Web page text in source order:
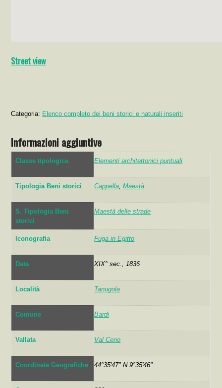
Street view
Categoria: Elenco completo dei beni storici e naturali inseriti
Informazioni aggiuntive
Classe tipologica Elementi architettonici puntuali
Tipologia Beni storici Cappella,Maestà
S. Tipologia Beni
storici
Maestà delle strade
Iconografia Fuga in Egitto
Data XIX° sec., 1836
Località Tanugola
Comune Bardi
Vallata Val Ceno
Coordinate Geografiche 44°35'47" N 9°35'46"